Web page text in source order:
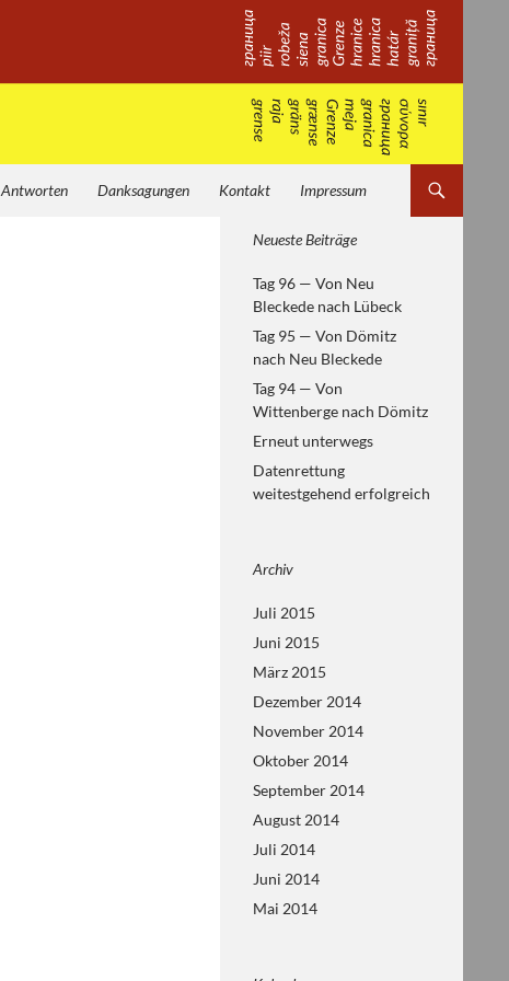
Antworten Danksagungen Kontakt Impressum
Von Helsinki zum
europäische Geschichte
erfahren
Neueste Beiträge
Tag 96 — Von Neu
Bleckede nach Lübeck
Tag 95 — Von Dömitz
nach Neu Bleckede
Tag 94 — Von
Wittenberge nach Dömitz
Erneut unterwegs
Datenrettung
weitestgehend erfolgreich
Archiv
Juli 2015
Juni 2015
März 2015
Dezember 2014
November 2014
Oktober 2014
September 2014
August 2014
Juli 2014
Juni 2014
Mai 2014